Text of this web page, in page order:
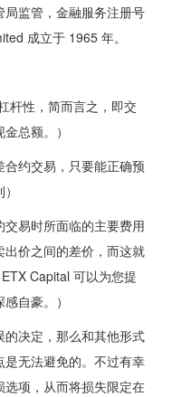
监管，金融服务注册号
成立于 1965 年。
杆性，简而言之，即交
总额。）
约交易，只要能正确预
易时所面临的主要费用
价之间的差价，而这就
Capital 可以为您提
自豪。）
决定，那么和其他形式
无法避免的。不过有幸
项，从而将损失限定在